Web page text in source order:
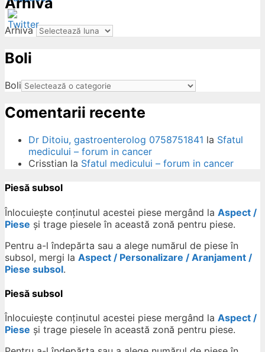
Arhiva
Boli
Boli
Comentarii recente
Dr Ditoiu, gastroenterolog 0758751841 la Sfatul
medicului – forum in cancer
Crisstian la Sfatul medicului – forum in cancer
Piesă subsol
Înlocuiește conținutul acestei piese mergând la Aspect /
Piese și trage piesele în această zonă pentru piese.
Pentru a-l îndepărta sau a alege numărul de piese în
subsol, mergi la Aspect / Personalizare / Aranjament /
Piese subsol.
Piesă subsol
Înlocuiește conținutul acestei piese mergând la Aspect /
Piese și trage piesele în această zonă pentru piese.